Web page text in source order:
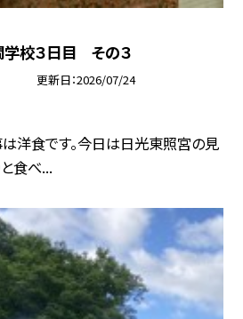
校３日目 その３
更新日 2026/07/24
洋食です。今日は日光東照宮の見
食べ...